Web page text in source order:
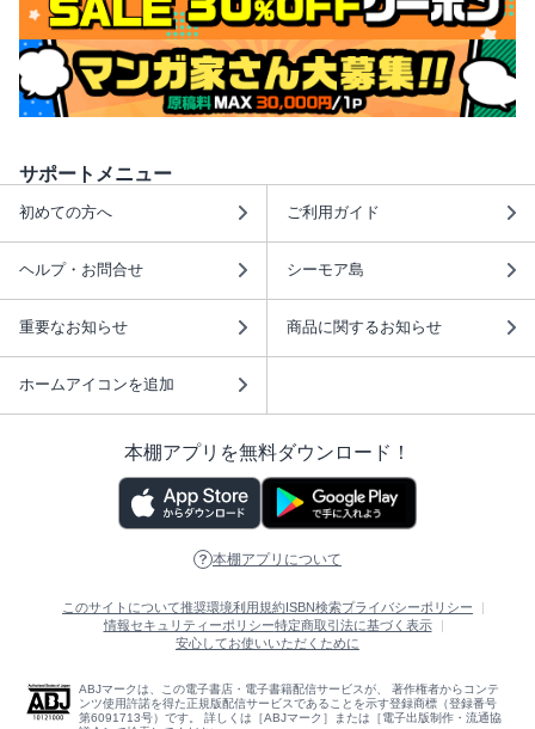
サポートメニュー
初めての方へ ご利用ガイド
ヘルプ・お問合せ シーモア島
重要なお知らせ 商品に関するお知らせ
ホームアイコンを追加
本棚アプリを無料ダウンロード！
本棚アプリについて
このサイトについて推奨環境利用規約 ISBN検索プライバシーポリシー
情報セキュリティーポリシー特定商取引法に基づく表示
安心してお使いいただくために
ABJマークは、この電子書店・電子書籍配信サービスが、 著作権者からコンテ
ンツ使用許諾を得た正規版配信サービスであることを示す登録商標（登録番号
第6091713号）です。 詳しくは［ABJマーク］または［電子出版制作・流通協